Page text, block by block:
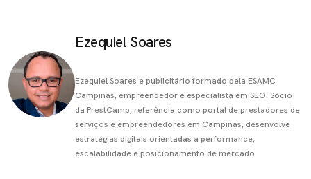
Ezequiel Soares
Ezequiel Soares é publicitário formado pela ESAMC
Campinas, empreendedor e especialista em SEO. Sócio
da PrestCamp, referência como portal de prestadores de
serviços e empreendedores em Campinas, desenvolve
estratégias digitais orientadas a performance,
escalabilidade e posicionamento de mercado